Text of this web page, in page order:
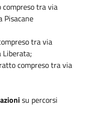
tra via
Pisacane
tra via
Liberata;
compreso tra via
su percorsi